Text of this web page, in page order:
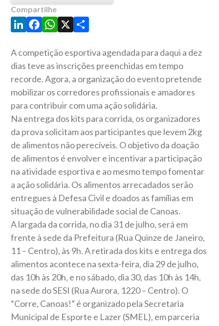
Compartilhe
LinkedIn
Facebook
WhatsApp
X Share
A competição esportiva agendada para daqui a dez
dias teve as inscrições preenchidas em tempo
recorde. Agora, a organização do evento pretende
mobilizar os corredores profissionais e amadores
para contribuir com uma ação solidária.
Na entrega dos kits para corrida, os organizadores
da prova solicitam aos participantes que levem 2kg
de alimentos não perecíveis. O objetivo da doação
de alimentos é envolver e incentivar a participação
na atividade esportiva e ao mesmo tempo fomentar
a ação solidária. Os alimentos arrecadados serão
entregues à Defesa Civil e doados as famílias em
situação de vulnerabilidade social de Canoas.
A largada da corrida, no dia 31 de julho, será em
frente à sede da Prefeitura (Rua Quinze de Janeiro,
11 – Centro), às 9h. A retirada dos kits e entrega dos
alimentos acontece na sexta-feira, dia 29 de julho,
das 10h às 20h, e no sábado, dia 30, das 10h às 14h,
na sede do SESI (Rua Aurora, 1220 – Centro). O
“Corre, Canoas!” é organizado pela Secretaria
Municipal de Esporte e Lazer (SMEL), em parceria